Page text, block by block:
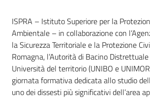
Agenzia
Seguici
su
Introduzione
ISPRA – Istituto Superiore per la
Ambientale – in collaborazione con
la Sicurezza Territoriale e la Protezione
Romagna, l’Autorità di Bacino
Università del territorio (UNIBO e
giornata formativa dedicata allo studio
uno dei dissesti più significativi dell’area